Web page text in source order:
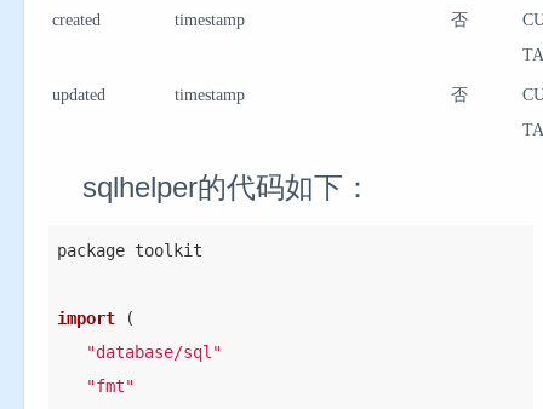
created timestamp 否
updated timestamp 否
sqlhelper的代码如下：
package toolkit
import (
"database/sql"
"fmt"